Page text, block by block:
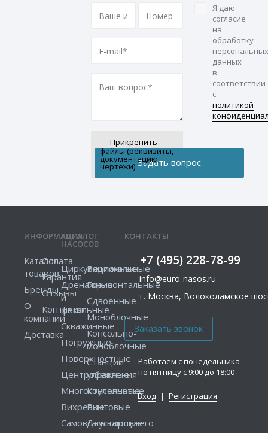
Прикрепить
файлы (реквизиты,
документацию,
чертежи)
Я даю
согласие
на
обработку
персональных
данных
в
соответствии
с
политикой
КОНТАКТЫ
+7 (495) 228-78-99
info@euro-nasos.ru
г. Москва, Волоколамское
Работаем с понедельника
по пятницу с 9:00 до 18:00
Вход | Регистрация
ИНФОРМАЦИЯ
Каталог
товаров
Бренды
О
компании
Доставка
Оплата
Гарантия
Отзывы
Контакты
КАТАЛОГ
НАСОСОВ
Циркуляционные
Дренажные
и
фекальные
Скважинные
Погружные
Поверхностные
Центробежные
Многоступенчатые
Вихревые
Самовсасывающие
Вертикальные
Горизонтальные
Сдвоенные
Моноблочные
Консольно-
моноблочные
Станции
управления
Консольные
Винтовые
Двустороннего